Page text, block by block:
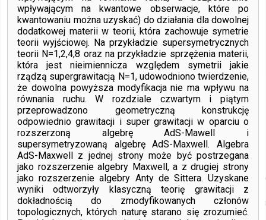
wpływającym na kwantowe obserwacje, które po
kwantowaniu można uzyskać) do działania dla dowolnej
dodatkowej materii w teorii, która zachowuje symetrie
teorii wyjściowej. Na przykładzie supersymetrycznych
teorii N=1,2,4,8 oraz na przykładzie sprzężenia materii,
która jest nieimiennicza względem symetrii jakie
rządzą supergrawitacją N=1, udowodniono twierdzenie,
że dowolna powyższa modyfikacja nie ma wpływu na
równania ruchu. W rozdziale czwartym i piątym
przeprowadzono geometryczną konstrukcję
odpowiednio grawitacji i super grawitacji w oparciu o
rozszerzoną algebrę AdS-Mawell i
supersymetryzowaną algebrę AdS-Maxwell. Algebra
AdS-Maxwell z jednej strony może być postrzegana
jako rozszerzenie algebry Maxwell, a z drugiej strony
jako rozszerzenie algebry Anty de Sittera. Uzyskane
wyniki odtworzyły klasyczną teorię grawitacji z
dokładnością do zmodyfikowanych członów
topologicznych, których naturę starano się zrozumieć.